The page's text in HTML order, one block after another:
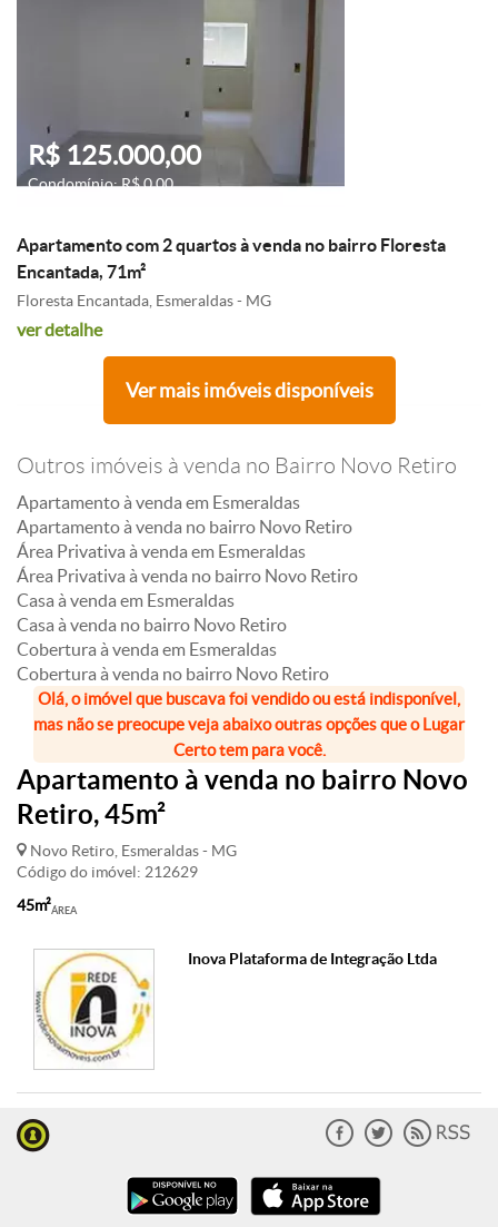
R$ 125.000,00
Condomínio: R$ 0,00
Apartamento com 2 quartos à venda no bairro Floresta
Encantada, 71m²
Floresta Encantada, Esmeraldas - MG
ver detalhe
Ver mais imóveis disponíveis
Outros imóveis à venda no Bairro Novo Retiro
Apartamento à venda em Esmeraldas
Apartamento à venda no bairro Novo Retiro
Área Privativa à venda em Esmeraldas
Área Privativa à venda no bairro Novo Retiro
Casa à venda em Esmeraldas
Casa à venda no bairro Novo Retiro
Cobertura à venda em Esmeraldas
Cobertura à venda no bairro Novo Retiro
Olá, o imóvel que buscava foi vendido ou está indisponível,
mas não se preocupe veja abaixo outras opções que o Lugar
Certo tem para você.
Apartamento à venda no bairro Novo
Retiro, 45m²
Novo Retiro, Esmeraldas - MG
Código do imóvel: 212629
ÁREA
45m²
Inova Plataforma de Integração Ltda